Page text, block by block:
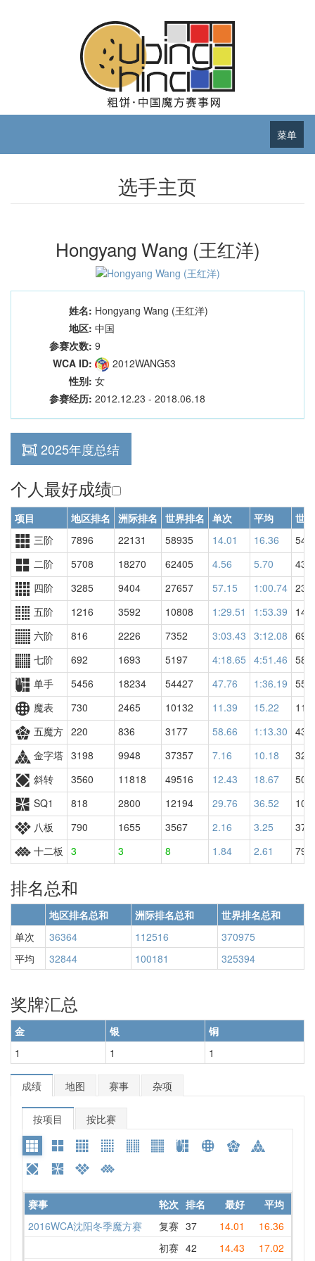
菜单
选手主页
Hongyang Wang (王红洋)
姓名: Hongyang Wang (王红洋)
地区: 中国
参赛次数: 9
WCA ID:
2012WANG53
性别: 女
参赛经历: 2012.12.23 - 2018.06.18
2025年度总结
个人最好成绩
项目 地区排名 洲际排名 世界排名 单次 平均
世
三阶
7896 22131 58935 14.01 16.36
二阶
5708 18270 62405 4.56 5.70
四阶
3285 9404 27657 57.15 1:00.74
五阶
1216 3592 10808 1:29.51 1:53.39
六阶
816 2226 7352 3:03.43 3:12.08
七阶
692 1693 5197 4:18.65 4:51.46
单手
5456 18234 54427 47.76 1:36.19
魔表
730 2465 10132 11.39 15.22
五魔方 220 836 3177 58.66 1:13.30
金字塔 3198 9948 37357 7.16 10.18
斜转
3560 11818 49516 12.43 18.67
SQ1
818 2800 12194 29.76 36.52
八板
790 1655 3567 2.16 3.25
十二板
3 3 8 1.84 2.61 79
排名总和
地区排名总和 洲际排名总和
世界排名总和
单次
36364 112516
370975
平均
32844 100181 325394
奖牌汇总
金 银
铜
1
1 1
成绩 地图 赛事 杂项
按项目 按比赛
赛事 轮次 排名 最好 平均
2016WCA沈阳冬季魔方赛
复赛 37 14.01 16.36
初赛 42 14.43 17.02